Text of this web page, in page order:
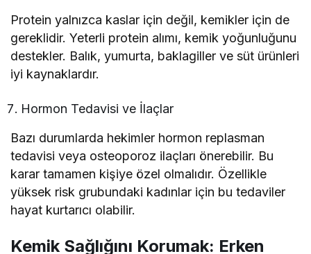
Protein yalnızca kaslar için değil, kemikler için de
gereklidir. Yeterli protein alımı, kemik yoğunluğunu
destekler. Balık, yumurta, baklagiller ve süt ürünleri
iyi kaynaklardır.
Hormon Tedavisi ve İlaçlar
Bazı durumlarda hekimler hormon replasman
tedavisi veya osteoporoz ilaçları önerebilir. Bu
karar tamamen kişiye özel olmalıdır. Özellikle
yüksek risk grubundaki kadınlar için bu tedaviler
hayat kurtarıcı olabilir.
Kemik Sağlığını Korumak: Erken